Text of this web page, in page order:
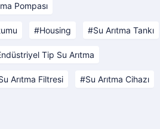
Pompası
Housing Su Arıtma Tankı
Tip Su Arıtma
Arıtma Filtresi Su Arıtma Cihazı